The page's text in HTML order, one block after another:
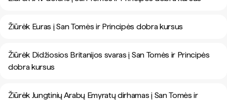
Žiūrėk Euras į San Tomės ir Principės dobra kursus
Žiūrėk Didžiosios Britanijos svaras į San Tomės ir Principės
dobra kursus
Žiūrėk Jungtinių Arabų Emyratų dirhamas į San Tomės ir